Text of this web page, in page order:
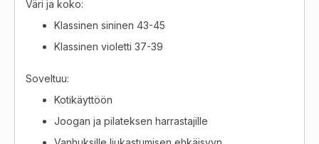
Väri ja koko:
Klassinen sininen 43-45
Klassinen violetti 37-39
Soveltuu:
Kotikäyttöön
Joogan ja pilateksen harrastajille